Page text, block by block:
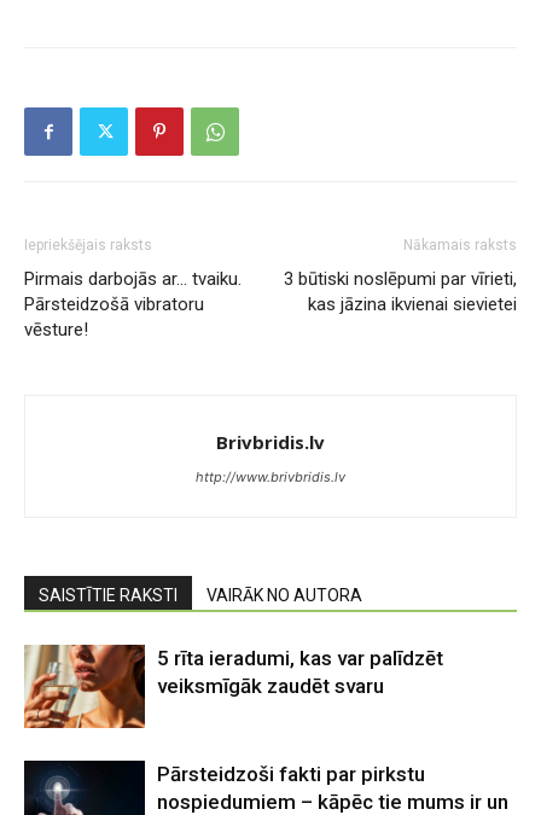
Iepriekšējais raksts
Pirmais darbojās ar… tvaiku.
Pārsteidzošā vibratoru
vēsture!
Nākamais raksts
3 būtiski noslēpumi par vīrieti,
kas jāzina ikvienai sievietei
Brivbridis.lv
http://www.brivbridis.lv
SAISTĪTIE RAKSTI VAIRĀK NO AUTORA
5 rīta ieradumi, kas var palīdzēt
veiksmīgāk zaudēt svaru
Pārsteidzoši fakti par pirkstu
nospiedumiem – kāpēc tie mums ir un